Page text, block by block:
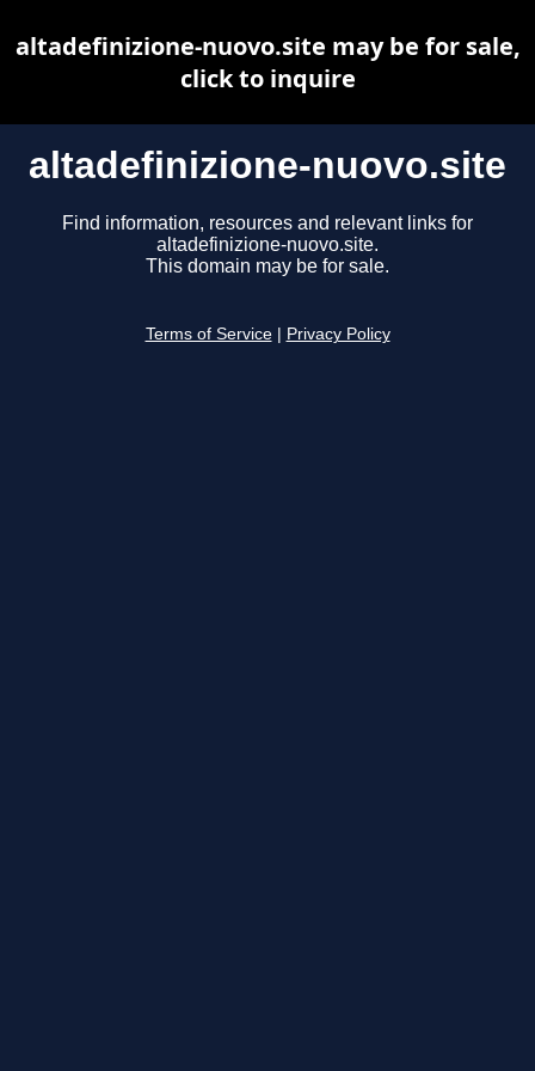
altadefinizione-nuovo.site
Find information, resources and relevant links for
altadefinizione-nuovo.site.
This domain may be for sale.
Terms of Service Privacy Policy
altadefinizione-nuovo.site may be for sale,
click to inquire